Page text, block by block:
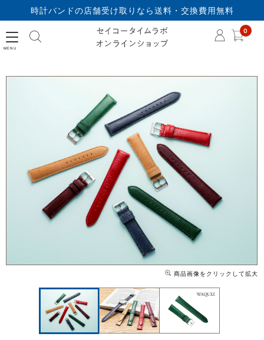
時計バンドの店舗受け取りなら送料・交換費用無料
セイコータイムラボオ
0
商品画像をクリックして拡大